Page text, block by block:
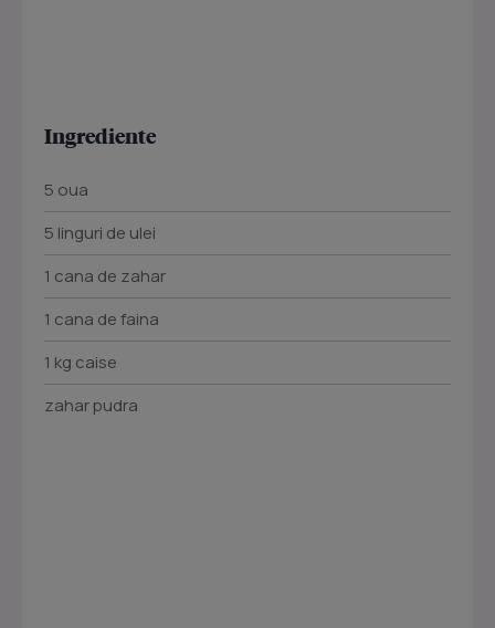
Ingrediente
5 oua
5 linguri de ulei
1 cana de zahar
1 cana de faina
1 kg caise
zahar pudra